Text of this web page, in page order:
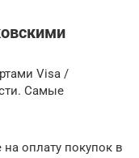
Visa /
Самые
на оплату покупок в